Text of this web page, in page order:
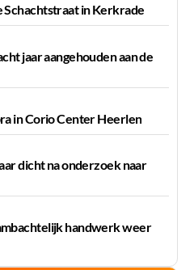
Schachtstraat in Kerkrade
jaar aangehouden aan de
in Corio Center Heerlen
dicht na onderzoek naar
handwerk weer